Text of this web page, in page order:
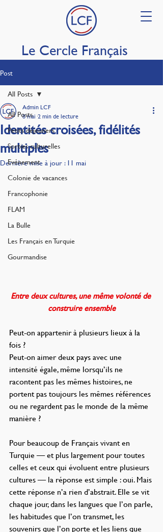
Le Cercle Français
Post
All Posts
Petits déjeuners
Sorties culturelles
Evénement
Colonie de vacances
Francophonie
FLAM
La Bulle
Les Français en Turquie
Gourmandise
All Posts
Identités croisées, fidélités
multiples
Admin LCF
8 mai 2 min de lecture
Dernière mise à jour :11 mai
Entre deux cultures, une même volonté de
construire ensemble
Peut-on appartenir à plusieurs lieux à la
fois ?
Peut-on aimer deux pays avec une
intensité égale, même lorsqu’ils ne
racontent pas les mêmes histoires, ne
portent pas toujours les mêmes références
ou ne regardent pas le monde de la même
manière ?
Pour beaucoup de Français vivant en
Turquie — et plus largement pour toutes
celles et ceux qui évoluent entre plusieurs
cultures — la réponse est simple : oui. Mais
cette réponse n’a rien d’abstrait. Elle se vit
chaque jour, dans les langues que l’on parle,
les habitudes que l’on transmet, les
souvenirs que l’on porte et les liens que